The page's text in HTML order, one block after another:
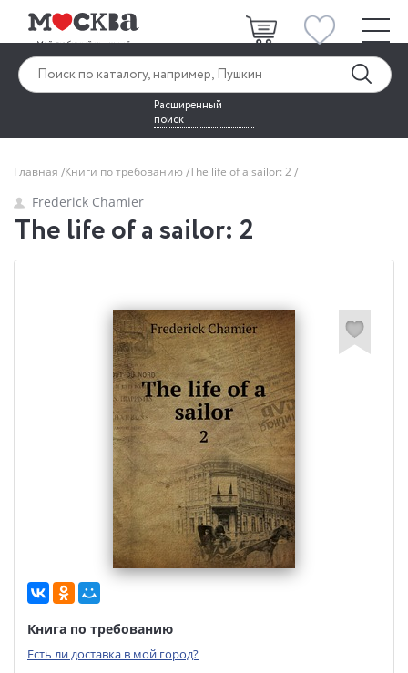
Расширенный
поиск
Главная Книги по требованию The life of a sailor: 2
Frederick Chamier
The life of a sailor: 2
Книга по требованию
Есть ли доставка в мой город?